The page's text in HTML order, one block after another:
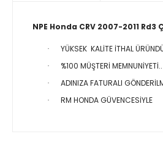
NPE Honda CRV 2007-2011 Rd3
· YÜKSEK KALİTE İTHAL
· %100 MÜŞTERİ MEMNUNİYETİ..
· ADINIZA FATURALI
· RM HONDA GÜVENCESİYLE